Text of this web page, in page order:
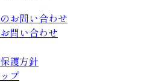
お問い合わせ
問い合わせ
護方針
プ